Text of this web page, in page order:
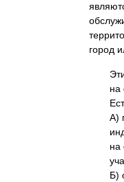
город
на
А)
на
Б)